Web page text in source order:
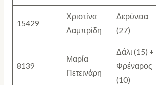
15429
Χριστίνα
Λαμπρίδη
Δερύνεια
(27)
8139
Μαρία
Πετεινάρη
Δάλι (15) +
Φρέναρος
(10)